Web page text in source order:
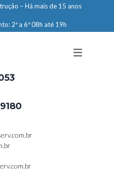
– Há mais de 15 anos
2ª a 6ª 08h até 19h